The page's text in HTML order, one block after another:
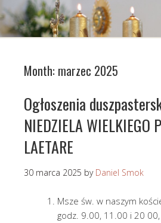
Month: marzec 2025
Ogłoszenia
NIEDZIELA WIELKIEGO
LAETARE
30 marca 2025 by Daniel Smok
Msze św. w naszym
godz. 9.00, 11.00 i 20